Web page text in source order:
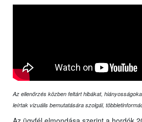
Az ellenőrzés közben feltárt hibákat,
leírtak vizuális bemutatására szolgál,